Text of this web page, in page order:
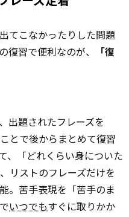
てこなかったりした問題
復習で便利なのが、
「復
出題されたフレーズを
とで後からまとめて復習
、「どれくらい身についた
リストのフレーズだけを
。苦手表現を「苦手のま
いつでもすぐに取りかか